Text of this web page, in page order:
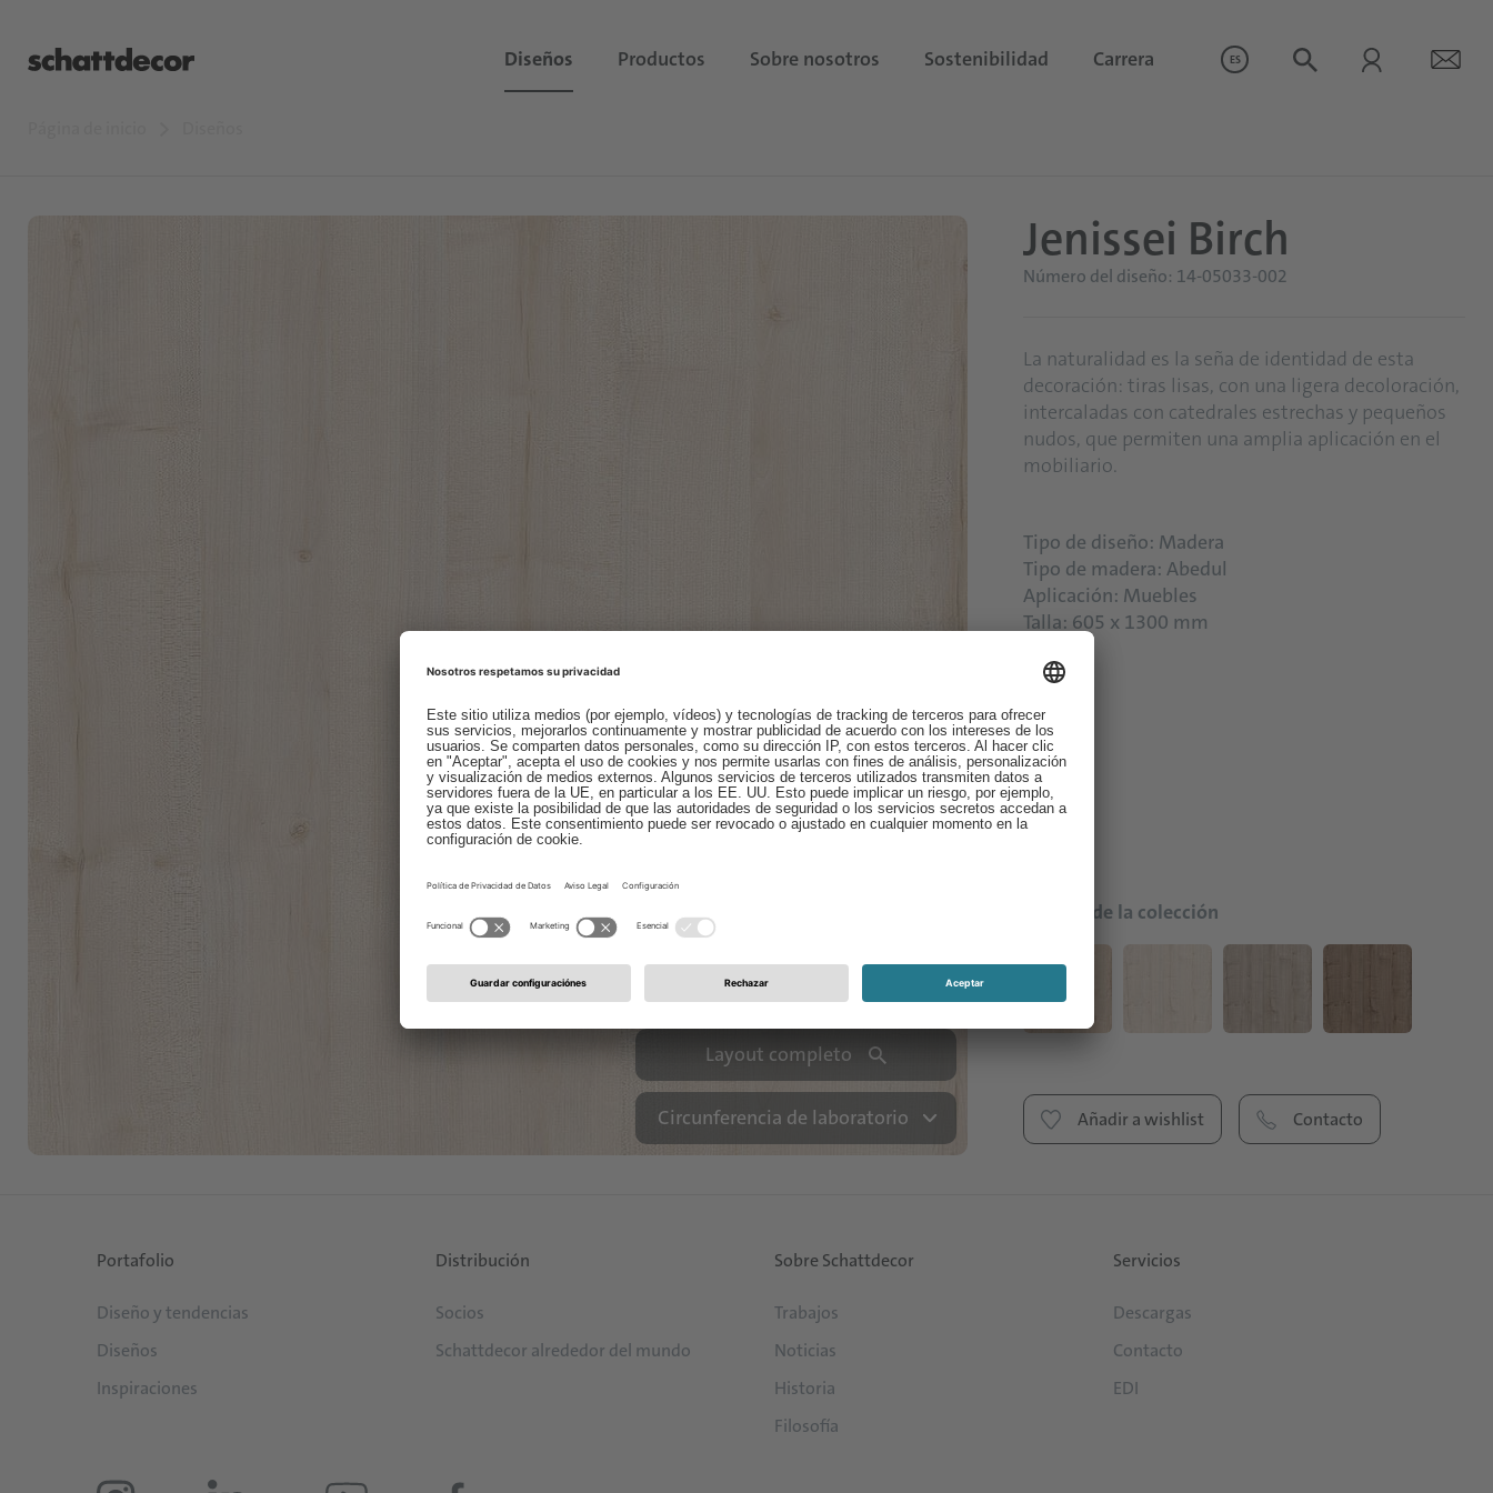
Diseños Productos Sobre nosotros Sostenibilidad Carrera ES
Layout completo
Circunferencia de laboratorio
Jenissei Birch
Número del diseño: 14-05033-002
La naturalidad es la seña de identidad de esta
decoración: tiras lisas, con una ligera decoloración,
intercaladas con catedrales estrechas y pequeños
nudos, que permiten una amplia aplicación en el
mobiliario.
Tipo de diseño: Madera
Tipo de madera: Abedul
Aplicación: Muebles
Talla: 605 x 1300 mm
Colores de la colección
Añadir a wishlist Contacto
Portafolio
Diseño y tendencias
Diseños
Inspiraciones
Distribución
Socios
Schattdecor alrededor del mundo
Sobre Schattdecor
Trabajos
Noticias
Historia
Filosofía
Servicios
Descargas
Contacto
EDI